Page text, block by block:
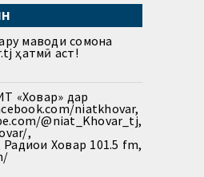
маводи сомона
ҳатмӣ аст!
«Ховар» дар
niatkhovar,
@niat_Khovar_tj,
,
Ховар 101.5 fm,